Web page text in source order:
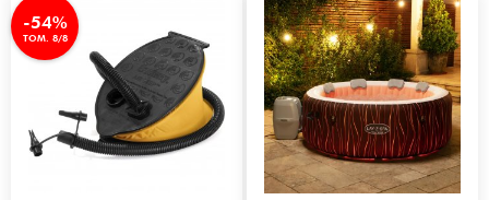
-54%
TOM. 8/8